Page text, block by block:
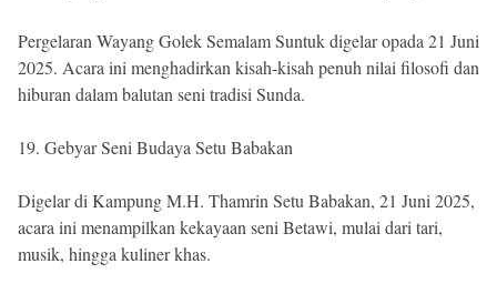
Pergelaran Wayang Golek Semalam Suntuk digelar opada 21 Juni
2025. Acara ini menghadirkan kisah-kisah penuh nilai filosofi dan
hiburan dalam balutan seni tradisi Sunda.
19. Gebyar Seni Budaya Setu Babakan
Digelar di Kampung M.H. Thamrin Setu Babakan, 21 Juni 2025,
acara ini menampilkan kekayaan seni Betawi, mulai dari tari,
musik, hingga kuliner khas.